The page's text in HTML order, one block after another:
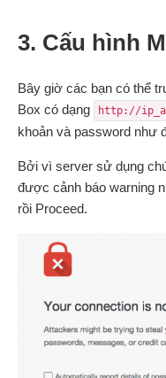
3. Cấu hình
Bây giờ các bạn có thể
Box có dạng
http://
khoản và password như
Bởi vì server sử dụng
được cảnh báo warning
rồi Proceed.